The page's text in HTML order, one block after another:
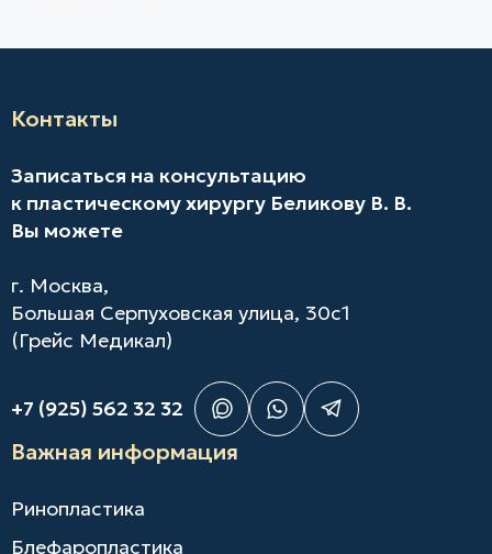
Важная информация
Ринопластика
Блефаропластика
Контакты
Записаться на консультацию
к пластическому хирургу Беликову В. В.
Вы можете
г. Москва,
Большая Серпуховская улица, 30с1
(Грейс Медикал)
+7 (925) 562 32 32